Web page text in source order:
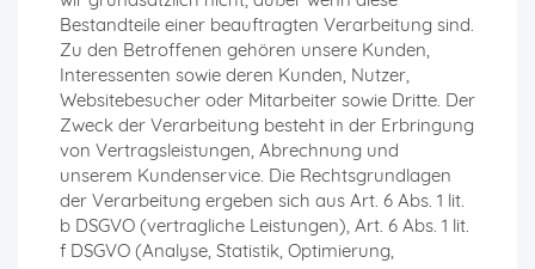
Bestandteile einer beauftragten Verarbeitung sind.
Zu den Betroffenen gehören unsere Kunden,
Interessenten sowie deren Kunden, Nutzer,
Websitebesucher oder Mitarbeiter sowie Dritte. Der
Zweck der Verarbeitung besteht in der Erbringung
von Vertragsleistungen, Abrechnung und
unserem Kundenservice. Die Rechtsgrundlagen
der Verarbeitung ergeben sich aus Art. 6 Abs. 1 lit.
b DSGVO (vertragliche Leistungen), Art. 6 Abs. 1 lit.
f DSGVO (Analyse, Statistik, Optimierung,